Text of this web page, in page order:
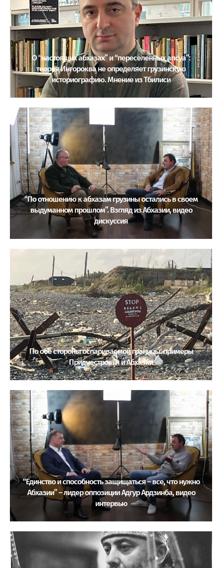
О “настоящих абхазах” и “переселенных апсуа”:
теория Ингороква не определяет грузинскую
историографию. Мнение из Тбилиси
“По отношению к абхазам грузины остались в своем
выдуманном прошлом”. Взгляд из Абхазии, видео
дискуссия
По обе стороны оспариваемой границы: примеры
Приднестровья и Абхазии
“Единство и способность защищаться – все, что нужно
Абхазии” – лидер оппозиции Адгур Ардзинба, видео
интервью